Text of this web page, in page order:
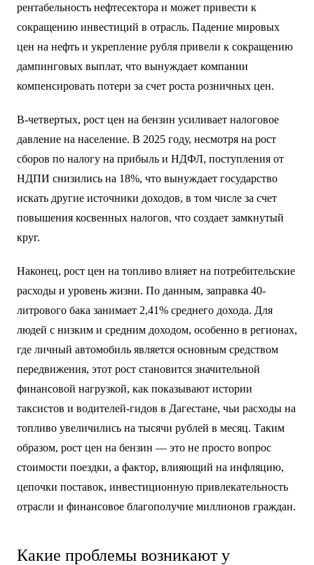
рентабельность нефтесектора и может привести к
сокращению инвестиций в отрасль. Падение мировых
цен на нефть и укрепление рубля привели к сокращению
дампинговых выплат, что вынуждает компании
компенсировать потери за счет роста розничных цен.
В-четвертых, рост цен на бензин усиливает налоговое
давление на население. В 2025 году, несмотря на рост
сборов по налогу на прибыль и НДФЛ, поступления от
НДПИ снизились на 18%, что вынуждает государство
искать другие источники доходов, в том числе за счет
повышения косвенных налогов, что создает замкнутый
круг.
Наконец, рост цен на топливо влияет на потребительские
расходы и уровень жизни. По данным, заправка 40-
литрового бака занимает 2,41% среднего дохода. Для
людей с низким и средним доходом, особенно в регионах,
где личный автомобиль является основным средством
передвижения, этот рост становится значительной
финансовой нагрузкой, как показывают истории
таксистов и водителей-гидов в Дагестане, чьи расходы на
топливо увеличились на тысячи рублей в месяц. Таким
образом, рост цен на бензин — это не просто вопрос
стоимости поездки, а фактор, влияющий на инфляцию,
цепочки поставок, инвестиционную привлекательность
отрасли и финансовое благополучие миллионов граждан.
Какие проблемы возникают у